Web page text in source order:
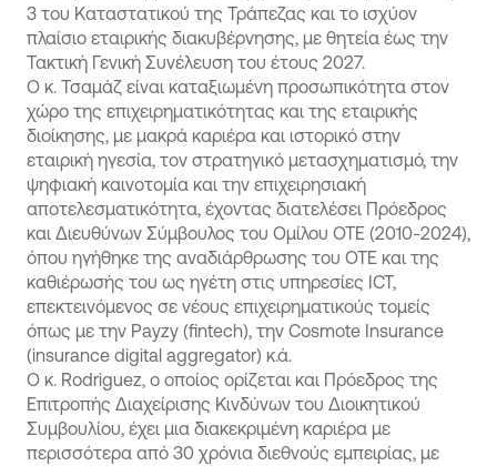
3 του Καταστατικού της Τράπεζας και το ισχύον
πλαίσιο εταιρικής διακυβέρνησης, με θητεία έως την
Τακτική Γενική Συνέλευση του έτους 2027.
Ο κ. Τσαμάζ είναι καταξιωμένη προσωπικότητα στον
χώρο της επιχειρηματικότητας και της εταιρικής
διοίκησης, με μακρά καριέρα και ιστορικό στην
εταιρική ηγεσία, τον στρατηγικό μετασχηματισμό, την
ψηφιακή καινοτομία και την επιχειρησιακή
αποτελεσματικότητα, έχοντας διατελέσει Πρόεδρος
και Διευθύνων Σύμβουλος του Ομίλου ΟΤΕ (2010-2024),
όπου ηγήθηκε της αναδιάρθρωσης του ΟΤΕ και της
καθιέρωσής του ως ηγέτη στις υπηρεσίες ICT,
επεκτεινόμενος σε νέους επιχειρηματικούς τομείς
όπως με την Payzy (fintech), την Cosmote Insurance
(insurance digital aggregator) κ.ά.
Ο κ. Rodriguez, ο οποίος ορίζεται και Πρόεδρος της
Επιτροπής Διαχείρισης Κινδύνων του Διοικητικού
Συμβουλίου, έχει μια διακεκριμένη καριέρα με
περισσότερα από 30 χρόνια διεθνούς εμπειρίας, με